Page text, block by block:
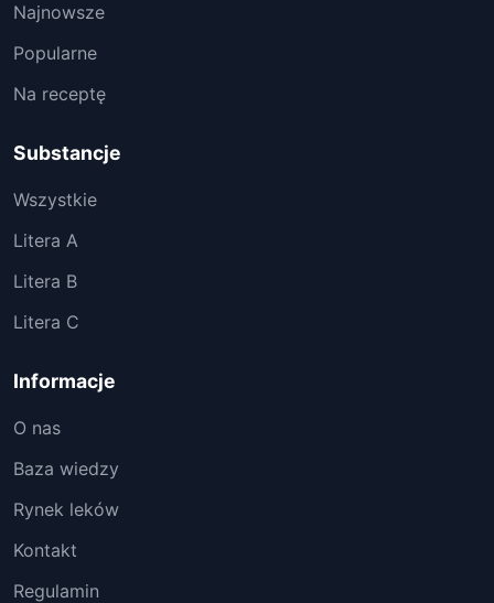
Najnowsze
Popularne
Na receptę
Substancje
Wszystkie
Litera A
Litera B
Litera C
Informacje
O nas
Baza wiedzy
Rynek leków
Kontakt
Regulamin